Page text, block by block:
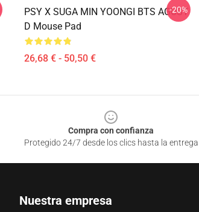
PSY X SUGA MIN YOONGI BTS AGUST
D Mouse Pad
26,68 € - 50,50 €
-20%
Compra con confianza
Protegido 24/7 desde los clics hasta la entrega
Nuestra empresa